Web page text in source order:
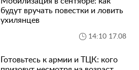
будут вручать повестки и ловить
ухилянцев
14:10 17.08
Готовьтесь к армии и ТЦК: кого